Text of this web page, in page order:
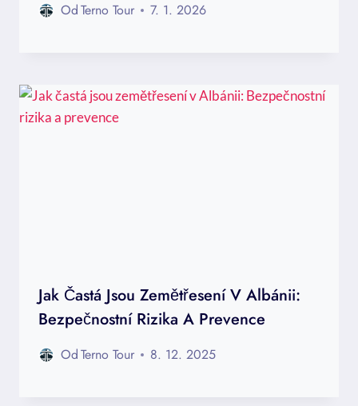
OdTerno Tour 7. 1. 2026
Jak Častá Jsou Zemětřesení V Albánii:
Bezpečnostní Rizika A Prevence
OdTerno Tour 8. 12. 2025